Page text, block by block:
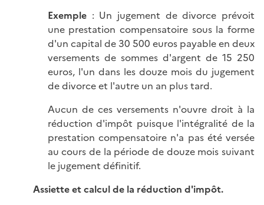
Exemple : Un jugement de divorce prévoit
une prestation compensatoire sous la forme
d'un capital de 30 500 euros payable en deux
versements de sommes d'argent de 15 250
euros, l'un dans les douze mois du jugement
de divorce et l'autre un an plus tard.
Aucun de ces versements n'ouvre droit à la
réduction d'impôt puisque l'intégralité de la
prestation compensatoire n'a pas été versée
au cours de la période de douze mois suivant
le jugement définitif.
Assiette et calcul de la réduction d'impôt.